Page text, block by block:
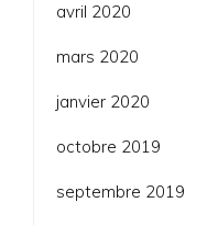
avril 2020
mars 2020
janvier 2020
octobre 2019
septembre 2019